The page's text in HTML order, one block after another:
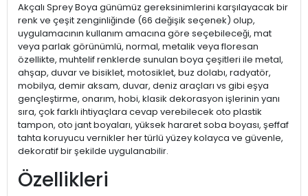
Akçalı Sprey Boya günümüz gereksinimlerini karşılayacak bir
renk ve çeşit zenginliğinde (66 değişik seçenek) olup,
uygulamacının kullanım amacına göre seçebileceği, mat
veya parlak görünümlü, normal, metalik veya floresan
özellikte, muhtelif renklerde sunulan boya çeşitleri ile metal,
ahşap, duvar ve bisiklet, motosiklet, buz dolabı, radyatör,
mobilya, demir aksam, duvar, deniz araçları vs gibi eşya
gençleştirme, onarım, hobi, klasik dekorasyon işlerinin yanı
sıra, çok farklı ihtiyaçlara cevap verebilecek oto plastik
tampon, oto jant boyaları, yüksek hararet soba boyası, şeffaf
tahta koruyucu vernikler her türlü yüzey kolayca ve güvenle,
dekoratif bir şekilde uygulanabilir.
Özellikleri